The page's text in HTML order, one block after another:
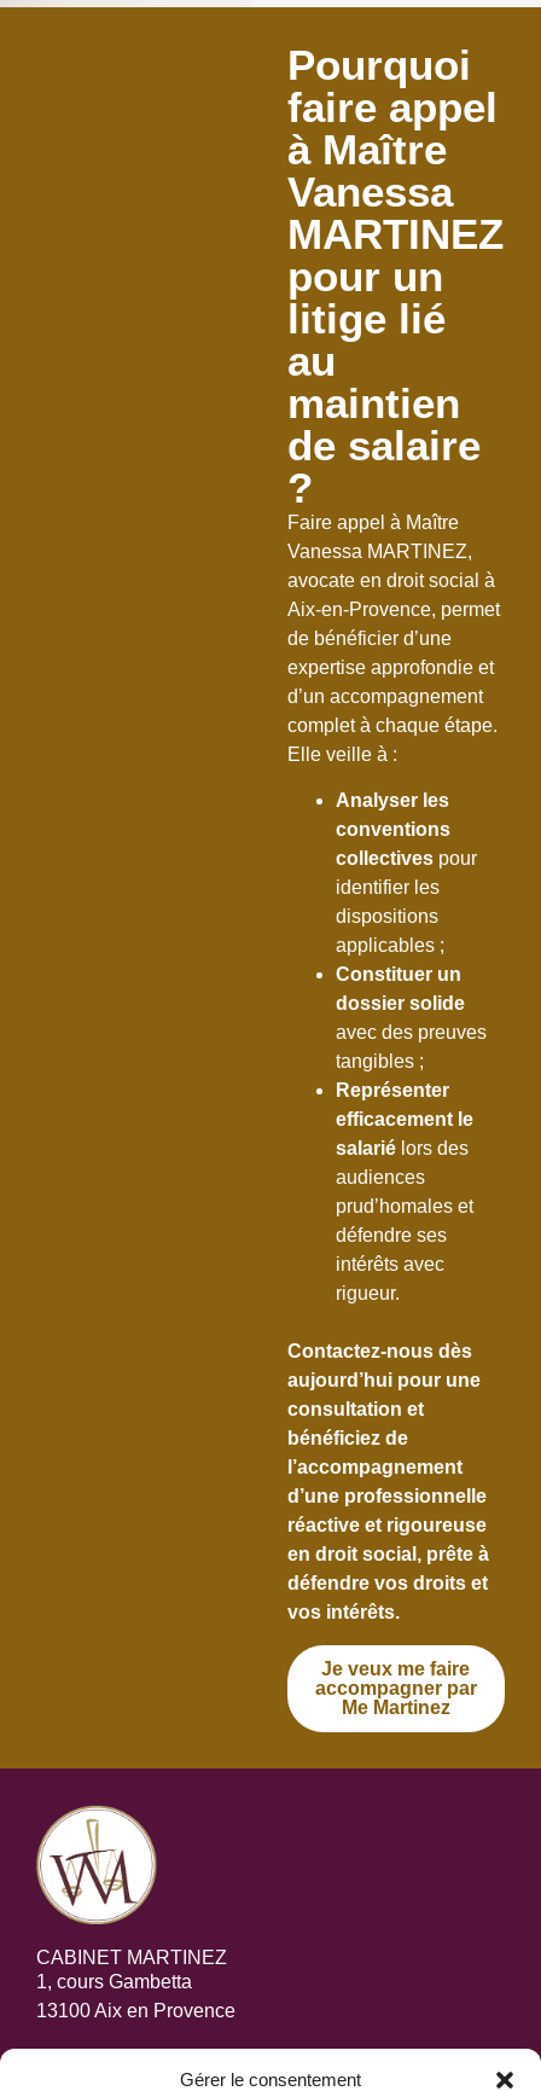
Gérer le consentement
Pourquoi
faire appel
à Maître
Vanessa
MARTINEZ
pour un
litige lié
au
maintien
de salaire
?
Faire appel à Maître
Vanessa MARTINEZ,
avocate en droit social à
Aix-en-Provence, permet
de bénéficier d’une
expertise approfondie et
d’un accompagnement
complet à chaque étape.
Elle veille à :
Analyser les
conventions
collectivespour
identifier les
dispositions
applicables ;
Constituer un
dossier solide
avec des preuves
tangibles ;
Représenter
efficacement le
salariélors des
audiences
prud’homales et
défendre ses
intérêts avec
rigueur.
Contactez-nous dès
aujourd’hui pour une
consultation et
bénéficiez de
l’accompagnement
d’une professionnelle
réactive et rigoureuse
en droit social, prête à
défendre vos droits et
vos intérêts.
Je veux me faire
accompagner par
Me Martinez
CABINET MARTINEZ
1, cours Gambetta
13100 Aix en Provence
Fax: 04 88 14 80 21